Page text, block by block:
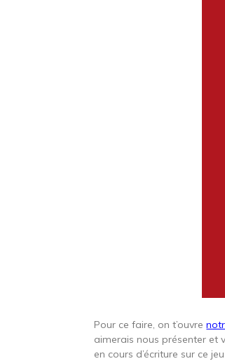
Pour ce faire, on t’ouvre
aimerais nous présenter et
en cours d’écriture sur ce